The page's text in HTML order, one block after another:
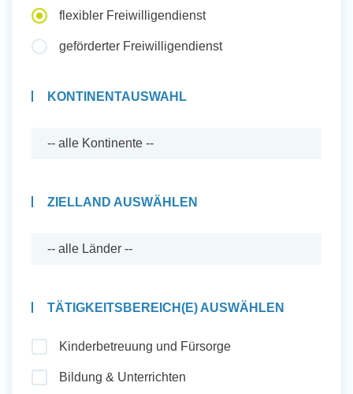
Auslandserfahrung Sammeln
und Sozial Engagieren
Initiativbewerbung
Auslandserfahrung Sammeln
flexibler Freiwilligendienst
geförderter Freiwilligendienst
KONTINENTAUSWAHL
ZIELLAND AUSWÄHLEN
TÄTIGKEITSBEREICH(E) AUSWÄHLEN
Kinderbetreuung und Fürsorge
Bildung & Unterrichten